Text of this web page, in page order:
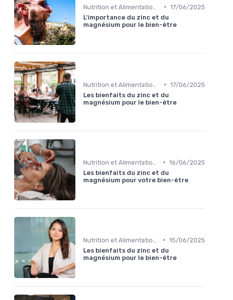
• 17/06/2025
L'importance du zinc et du
magnésium pour le bien-être
• 17/06/2025
Les bienfaits du zinc et du
magnésium pour le bien-être
• 16/06/2025
Les bienfaits du zinc et du
magnésium pour votre bien-être
• 15/06/2025
Les bienfaits du zinc et du
magnésium pour le bien-être